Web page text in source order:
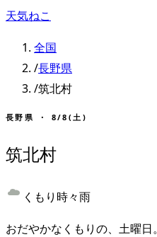
天気ねこ
全国
/長野県
/筑北村
長野県 ・ 8/8(土)
筑北村
くもり時々雨
おだやかなくもりの、土曜日。